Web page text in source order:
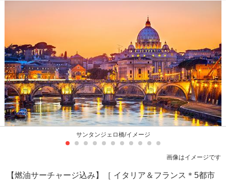
サンタンジェロ橋/イメージ
画像はイメージです
【燃油サーチャージ込み】［ イタリア＆フランス＊5都市